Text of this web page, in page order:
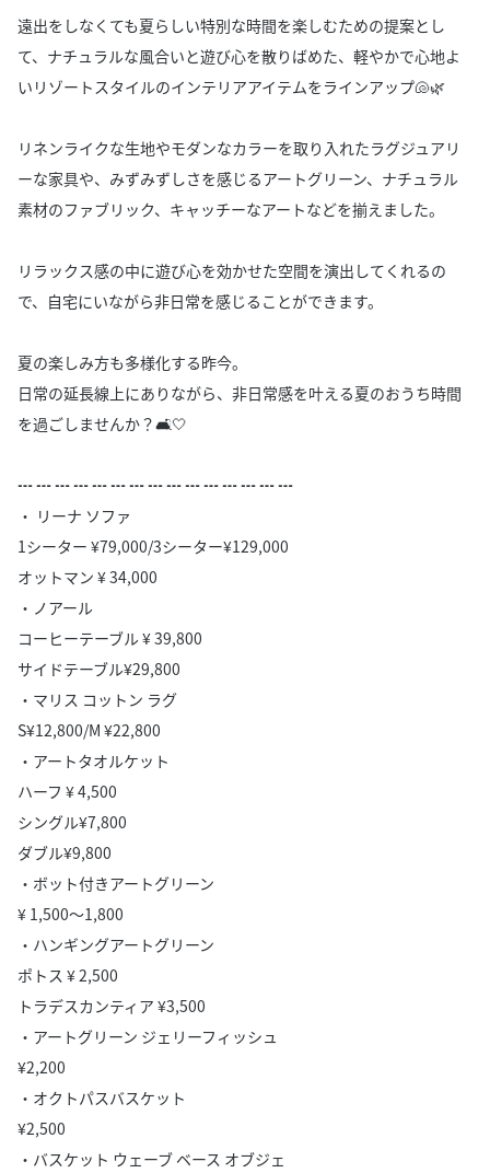
遠出をしなくても夏らしい特別な時間を楽しむための提案とし
て、ナチュラルな風合いと遊び心を散りばめた、軽やかで心地よ
いリゾートスタイルのインテリアアイテムをラインアップ🐚🌿
リネンライクな生地やモダンなカラーを取り入れたラグジュアリ
ーな家具や、みずみずしさを感じるアートグリーン、ナチュラル
素材のファブリック、キャッチーなアートなどを揃えました。
リラックス感の中に遊び心を効かせた空間を演出してくれるの
で、自宅にいながら非日常を感じることができます。
夏の楽しみ方も多様化する昨今。
日常の延長線上にありながら、非日常感を叶える夏のおうち時間
を過ごしませんか？🛋️🤍
┅ ┅ ┅ ┅ ┅ ┅ ┅ ┅ ┅ ┅ ┅ ┅ ┅ ┅ ┅
・ リーナ ソファ
1シーター ¥79,000/3シーター¥129,000
オットマン ¥ 34,000
・ノアール
コーヒーテーブル ¥ 39,800
サイドテーブル¥29,800
・マリス コットン ラグ
S¥12,800/M ¥22,800
・アートタオルケット
ハーフ ¥ 4,500
シングル¥7,800
ダブル¥9,800
・ボット付きアートグリーン
¥ 1,500～1,800
・ハンギングアートグリーン
ポトス ¥ 2,500
トラデスカンティア ¥3,500
・アートグリーン ジェリーフィッシュ
¥2,200
・オクトパスバスケット
¥2,500
・バスケット ウェーブ ベース オブジェ